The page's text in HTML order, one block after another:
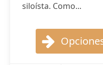
siloísta. Como...